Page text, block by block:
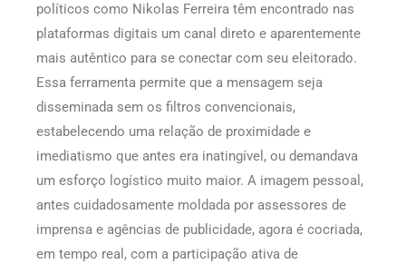
políticos como Nikolas Ferreira têm encontrado nas
plataformas digitais um canal direto e aparentemente
mais autêntico para se conectar com seu eleitorado.
Essa ferramenta permite que a mensagem seja
disseminada sem os filtros convencionais,
estabelecendo uma relação de proximidade e
imediatismo que antes era inatingível, ou demandava
um esforço logístico muito maior. A imagem pessoal,
antes cuidadosamente moldada por assessores de
imprensa e agências de publicidade, agora é cocriada,
em tempo real, com a participação ativa de